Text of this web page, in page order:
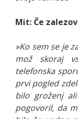
Mit: Če
»Ko sem se je
mož skoraj
telefonska
prvi pogled
bilo groženj
pogovoril, da